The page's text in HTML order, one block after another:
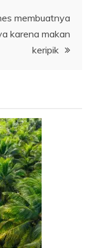
membuatnya
karena makan
keripik